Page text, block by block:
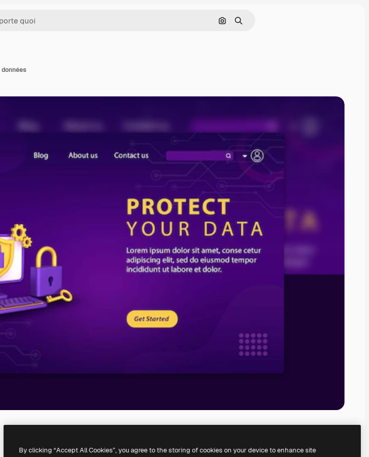
Rechercher par image
Rechercher
By clicking “Accept All Cookies”, you agree to the storing of cookies on your device to enhance site